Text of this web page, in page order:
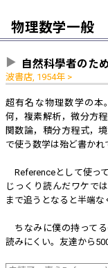
物理数学一般
自然科學者のた
波書店, 1954年
超有名な物理数学の本
何，複素解析，微分方
関数論，積分方程式，
で使う数学は殆ど書かれ
Referenceとして使っ
じっくり読んだワケで
まで追うとなると半端な
ちなみに僕の持って
読みにくい。友達から